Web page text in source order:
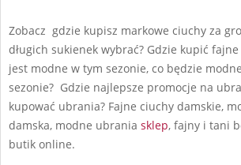
Zobacz gdzie kupisz markowe ciuchy za
długich sukienek wybrać? Gdzie kupić
jest modne w tym sezonie, co będzie
sezonie? Gdzie najlepsze promocje na
kupować ubrania? Fajne ciuchy damskie,
damska, modne ubrania sklep, fajny i tani
butik online.